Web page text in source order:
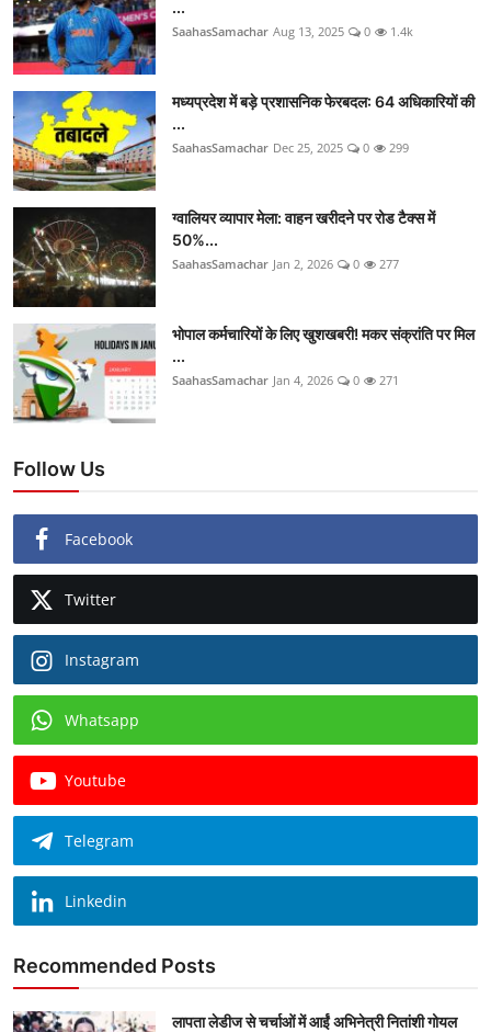
...
SaahasSamachar Aug 13, 2025 0 1.4k
मध्यप्रदेश में बड़े प्रशासनिक फेरबदल: 64 अधिकारियों की
...
SaahasSamachar Dec 25, 2025 0 299
ग्वालियर व्यापार मेला: वाहन खरीदने पर रोड टैक्स में
50%...
SaahasSamachar Jan 2, 2026 0 277
भोपाल कर्मचारियों के लिए खुशखबरी! मकर संक्रांति पर मिल
...
SaahasSamachar Jan 4, 2026 0 271
Follow Us
Facebook
Twitter
Instagram
Whatsapp
Youtube
Telegram
Linkedin
Recommended Posts
लापता लेडीज से चर्चाओं में आईं अभिनेत्री नितांशी गोयल